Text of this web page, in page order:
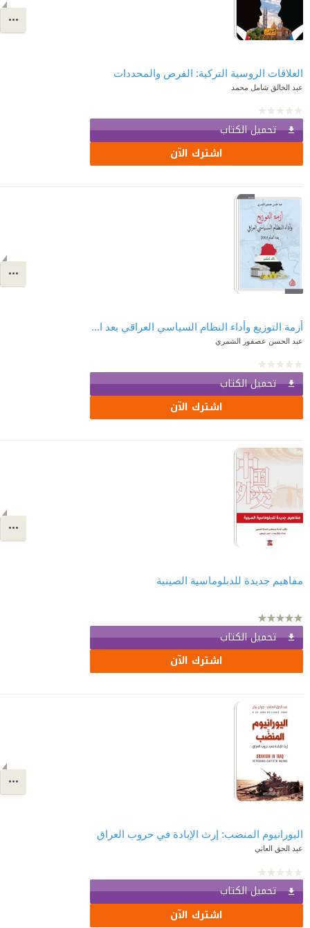
العلاقات الروسية التركية: الفرص والمحددات
عبد الخالق شامل محمد
تحميل الكتاب
اشترك الآن
أزمة التوزيع وأداء النظام السياسي العراقي بعد العام 2003
عبد الحسن عصفور الشمري
تحميل الكتاب
اشترك الآن
مفاهيم جديدة للدبلوماسية الصينية
تحميل الكتاب
اشترك الآن
اليورانيوم المنضب: إرث الإبادة في حروب العراق
عبد الحق العاني
تحميل الكتاب
اشترك الآن